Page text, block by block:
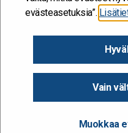
evästeasetuksia”.
Vain
Muokkaa
VK/67656/
Hanke alkaa / päättyy
1.5.2021 - 28.2.2022
Oikeusministeriö